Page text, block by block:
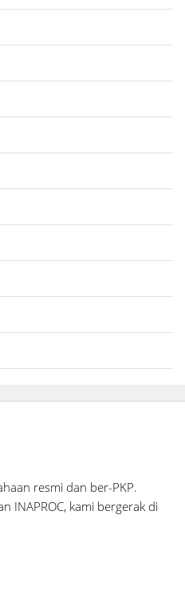
resmi dan ber-PKP.
INAPROC, kami bergerak di